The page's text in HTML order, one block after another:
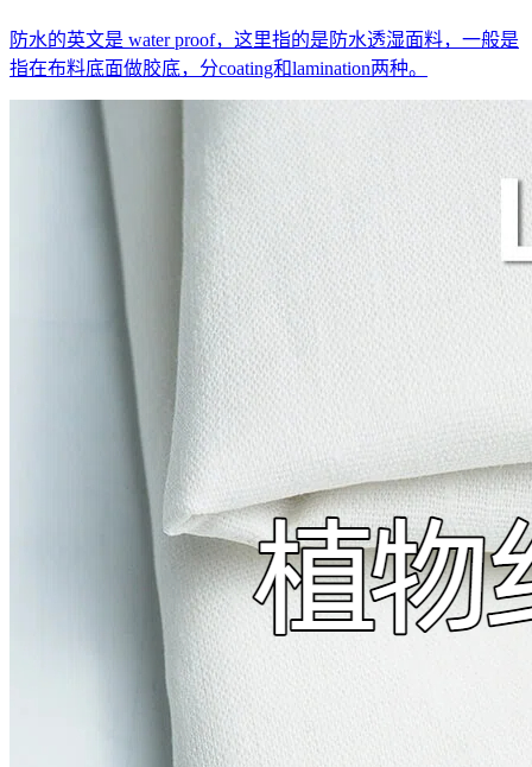
防水的英文是 water proof，这里指的是防水透湿面料，一般是
指在布料底面做胶底，分coating和lamination两种。